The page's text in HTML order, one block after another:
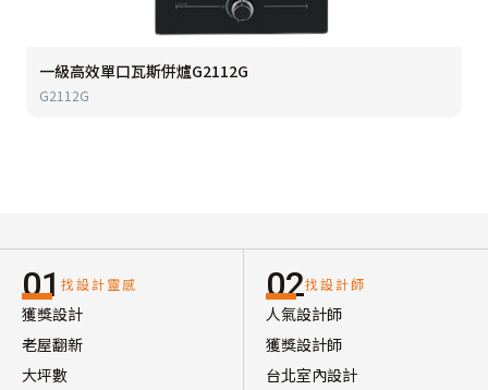
一級高效單口瓦斯併爐G2112G
G2112G
01 找設計靈感
獲獎設計
老屋翻新
大坪數
02找設計師
人氣設計師
獲獎設計師
台北室內設計